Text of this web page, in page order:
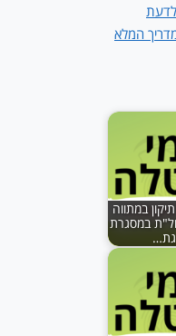
במתווה
במסגרת